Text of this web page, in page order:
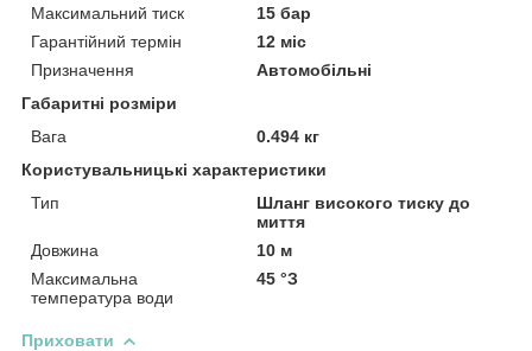
Максимальний тиск
15 бар
Гарантійний термін
12 міс
Призначення
Автомобільні
Габаритні розміри
Вага
0.494 кг
Користувальницькі характеристики
Тип
Шланг високого тиску до
миття
Довжина
10 м
Максимальна
температура води
45 °З
Приховати